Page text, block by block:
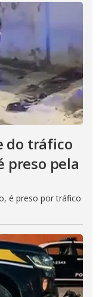
do tráfico
preso pela
é preso por tráfico